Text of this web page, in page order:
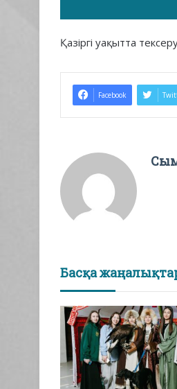
Қазіргі уақытта
Facebook
Басқа